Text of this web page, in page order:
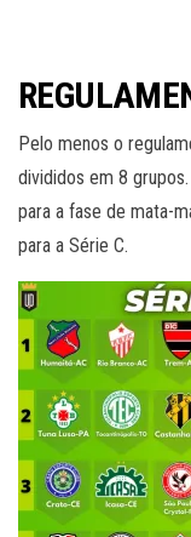
Pelo menos o
divididos em 8
para a fase de mata-
para a Série C.